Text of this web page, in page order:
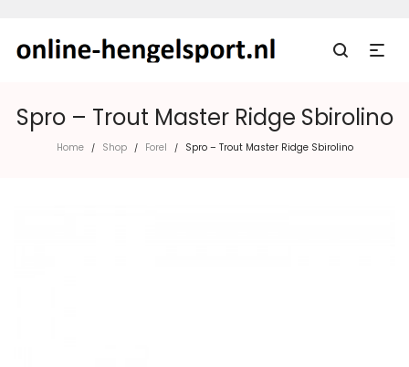
Spro – Trout Master Ridge Sbirolino
Home / Shop / Forel / Spro – Trout Master Ridge Sbirolino